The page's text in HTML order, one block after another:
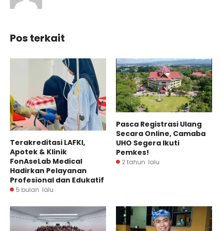
Pos terkait
Terakreditasi LAFKI,
Apotek & Klinik
FonAseLab Medical
Hadirkan Pelayanan
Profesional dan Edukatif
5 bulan lalu
Pasca Registrasi Ulang
Secara Online, Camaba
UHO Segera Ikuti
Pemkes!
2 tahun lalu